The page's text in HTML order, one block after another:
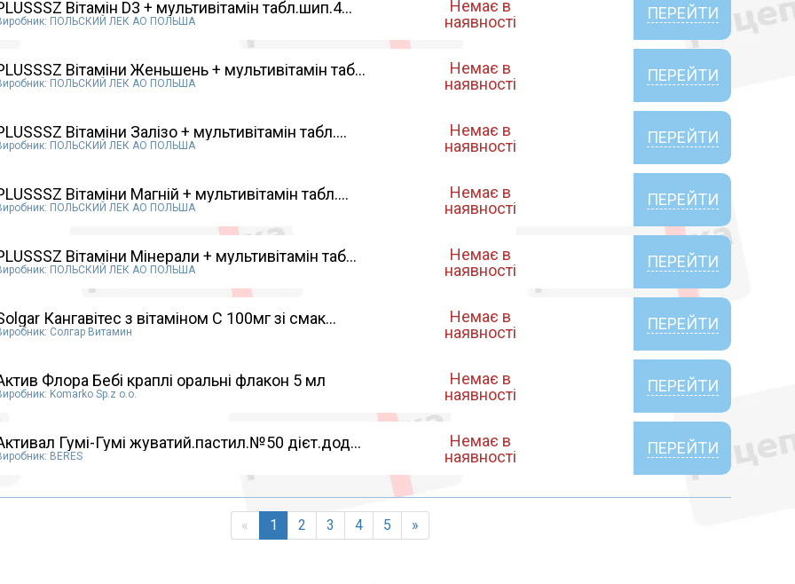
Вітамін D3 + мультивітамін табл.шип.4...
ПОЛЬСКИЙ ЛЕК АО ПОЛЬША
Немає в
наявності
ПЕРЕЙТИ
Вітаміни Женьшень + мультивітамін таб...
ПОЛЬСКИЙ ЛЕК АО ПОЛЬША
Немає в
наявності
ПЕРЕЙТИ
Вітаміни Залізо + мультивітамін табл....
ПОЛЬСКИЙ ЛЕК АО ПОЛЬША
Немає в
наявності
ПЕРЕЙТИ
Вітаміни Магній + мультивітамін табл....
ПОЛЬСКИЙ ЛЕК АО ПОЛЬША
Немає в
наявності
ПЕРЕЙТИ
Вітаміни Мінерали + мультивітамін таб...
ПОЛЬСКИЙ ЛЕК АО ПОЛЬША
Немає в
наявності
ПЕРЕЙТИ
Кангавітес з вітаміном С 100мг зі смак...
Солгар Витамин
Немає в
наявності
ПЕРЕЙТИ
Флора Бебі краплі оральні флакон 5 мл
Komarko Sp.z o.o.
Немає в
наявності
ПЕРЕЙТИ
Гумі-Гумі жуватий.пастил.№50 дієт.дод...
BERES
Немає в
наявності
ПЕРЕЙТИ
« 1 2 3 4 5 »